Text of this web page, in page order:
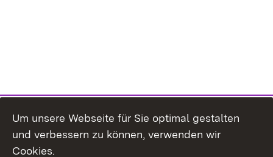
Um unsere Webseite für Sie optimal gestalten
und verbessern zu können, verwenden wir
Cookies.